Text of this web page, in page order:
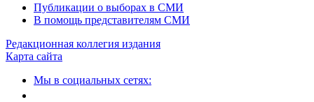
Публикации о выборах в СМИ
В помощь представителям СМИ
Редакционная коллегия издания
Карта сайта
Мы в социальных сетях: